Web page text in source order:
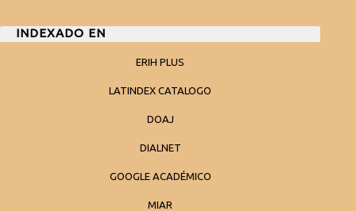
INDEXADO EN
ERIH PLUS
LATINDEX CATALOGO
DOAJ
DIALNET
GOOGLE ACADÉMICO
MIAR